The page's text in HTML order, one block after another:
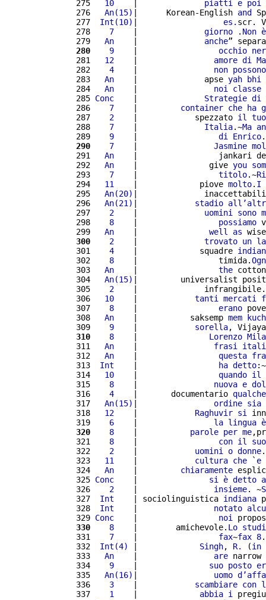
275
  10
    |
piatti e poi
276
  An(15)
|      Korean-English and
277
Int(10) | es. scr.
278
   7
    |
giorno . Non è
279
  An
    |
anche”
280
   9
    |
occhio
281
  12
    |
amore di
282
   4
    |
non possono
283
  An
    |              apse
yah bhi
284
  An
    |
noi
classe
285 Conc
    |
Strategie di
286
   7
    |
container che ha
287
   2
    |            spezzato
il
tuo
288
   7
    |
Italia.~Ma
289
   9
    |
di Enrico
290
   7
    |
Jasmine
291
  An
|                 jankari
292
  An
    |               give
you
293
   7
    |
titolo.~
294
  11
    |             piove
molto. I
295
  An(20)
|
296
  An(21)
| stadio all’
297
   2
    |
uomini sono
298
   8
    |
possiamo
299
  An
    |
well as
300
   2
    |
trovato un
301
   4
    |             squadre
302
   8
    |                 timida.
303
  An
    |
the
304
  An(15)
|         universalist
305
   2
|
306
  10
    |
tanti mercati
307
   8
    |
erano
308
  An
    |           saksemp
mem kuch
309
   9
    |
sorella,
310
   8
    |
Lorenzo
311
  An
    |
frasi
312
  An
    |
questa
313
Int
    |
ha detto
314
  10
    |
quando il
315
   8
    |
nuova e
316
   4
    |       documentario
qualche
317
  An(15)
| ordine sia
318
  12
    |
Raghuvir si
319
   6
    |
la lingua è
320
   8
    |
parole per me
321
   8
    |
con il
suo
322
   2
    |
uomini o donne
323
  11
    |
cultura che ` e
324
  An
    |
chiaramente
325 Conc
    |
si è detto
326
   2
    |
insieme. ~
327
Int
    | sociolinguistica
indiana
328
Int
    |
notato
329 Conc
    |
noi
330
   8
    |        amichevole.
Lo
331
   7
    |
fax~fax 8.
332
Int(4) | Singh, R. (in
333
  An
    |
are
334
   9
    |
suo posto
335
  An(16)
| uomo d’
336
   3
    |
scambiare con
337
   1
    |
abbia i